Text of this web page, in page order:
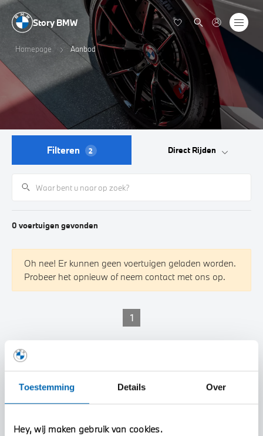
Toestemming Details Over
Hey, wij maken gebruik van cookies.
Story BMW
Homepage Aanbod
Filteren 2 Direct Rijden
0 voertuigen gevonden
Oh nee! Er kunnen geen voertuigen geladen worden.
Probeer het opnieuw of neem contact met ons op.
1